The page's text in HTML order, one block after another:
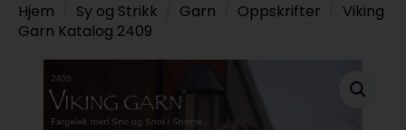
Hjem Sy og Strikk Garn Oppskrifter
Viking
Garn Katalog 2409